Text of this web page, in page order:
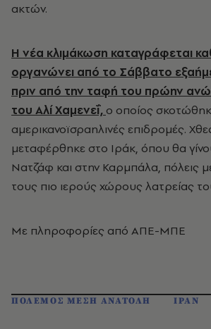
ακτών.
Η νέα κλιμάκωση καταγράφεται
οργανώνει από το Σάββατο
πριν από την ταφή του πρώην
του Αλί Χαμενεΐ, ο οποίος
αμερικανοϊσραηλινές επιδρομές.
μεταφέρθηκε στο Ιράκ, όπου θα
Νατζάφ και στην Καρμπάλα, πόλεις
τους πιο ιερούς χώρους λατρείας
Με πληροφορίες από ΑΠΕ-ΜΠΕ
ΠΟΛΕΜΟΣ ΜΕΣΗ ΑΝΑΤΟΛΗ ΙΡΑΝ